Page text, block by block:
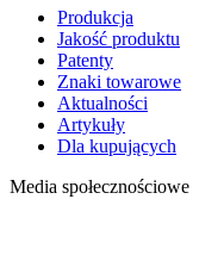
Produkcja
Jakość produktu
Patenty
Znaki towarowe
Aktualności
Artykuły
Dla kupujących
Media społecznościowe